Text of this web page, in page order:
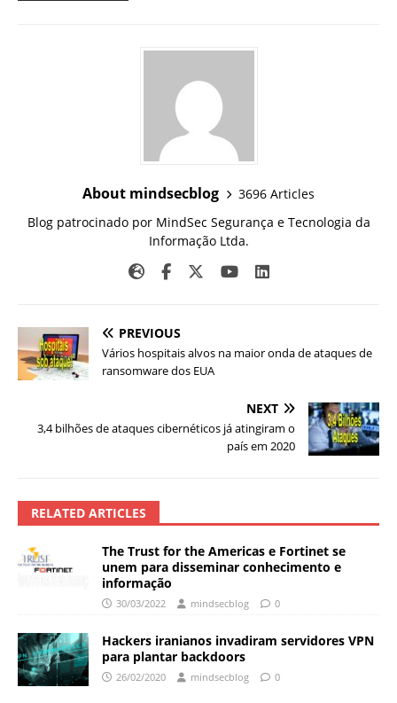
About mindsecblog
3696 Articles
Blog patrocinado por MindSec Segurança e Tecnologia da
Informação Ltda.
PREVIOUS
Vários hospitais alvos na maior onda de ataques de
ransomware dos EUA
NEXT
3,4 bilhões de ataques cibernéticos já atingiram o
país em 2020
RELATED ARTICLES
The Trust for the Americas e Fortinet se
unem para disseminar conhecimento e
informação
30/03/2022 mindsecblog 0
Hackers iranianos invadiram servidores VPN
para plantar backdoors
26/02/2020 mindsecblog 0